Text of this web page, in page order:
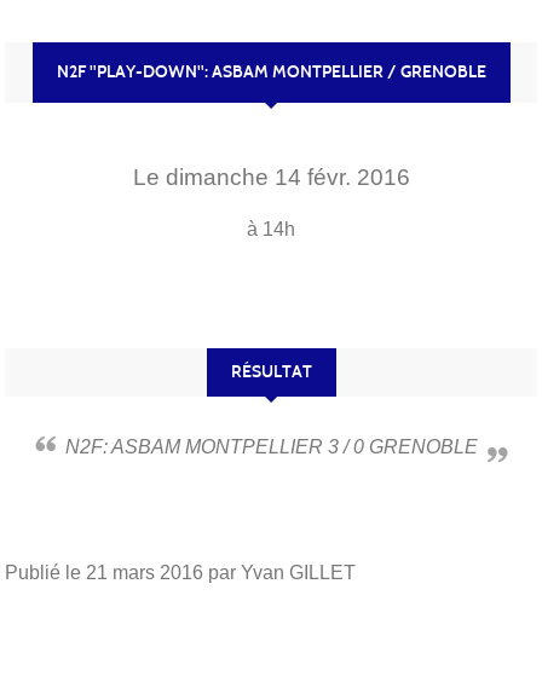
N2F "PLAY-DOWN": ASBAM MONTPELLIER / GRENOBLE
Le dimanche 14 févr. 2016
à 14h
RÉSULTAT
N2F: ASBAM MONTPELLIER 3 / 0 GRENOBLE
Publié le 21 mars 2016 par Yvan GILLET